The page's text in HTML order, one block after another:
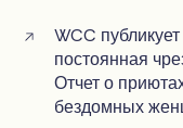
WCC
постоянная
Отчет о
бездомных